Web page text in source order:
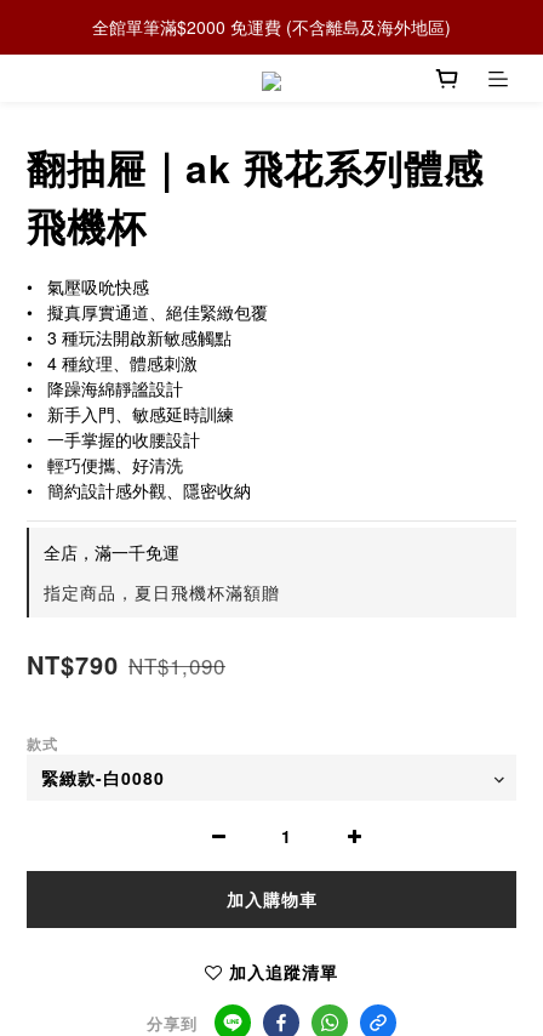
全館單筆滿$2000 免運費 (不含離島及海外地區)
翻抽屜｜ak 飛花系列體感
飛機杯
•   氣壓吸吮快感
•   擬真厚實通道、絕佳緊緻包覆
•   3 種玩法開啟新敏感觸點
•   4 種紋理、體感刺激
•   降躁海綿靜謐設計
•   新手入門、敏感延時訓練
•   一手掌握的收腰設計
•   輕巧便攜、好清洗
•   簡約設計感外觀、隱密收納
全店，滿一千免運
指定商品，夏日飛機杯滿額贈
NT$790 NT$1,090
款式
加入購物車
加入追蹤清單
分享到